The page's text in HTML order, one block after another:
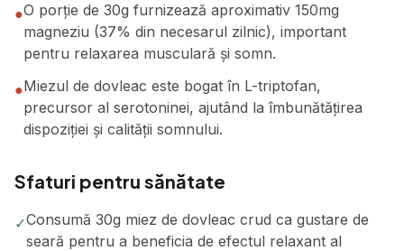
●O porție de 30g furnizează aproximativ 150mg
magneziu (37% din necesarul zilnic), important
pentru relaxarea musculară și somn.
●Miezul de dovleac este bogat în L-triptofan,
precursor al serotoninei, ajutând la îmbunătățirea
dispoziției și calității somnului.
Sfaturi pentru sănătate
✓Consumă 30g miez de dovleac crud ca gustare de
seară pentru a beneficia de efectul relaxant al